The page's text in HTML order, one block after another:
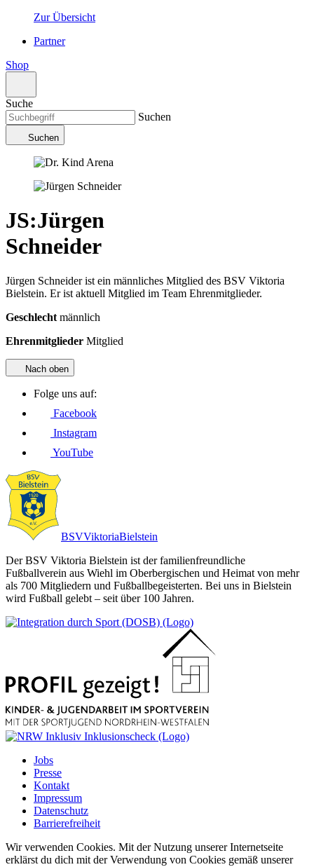
Zur Übersicht
Partner
Shop
Suche
Suchen
Suchen
JS:Jürgen
Schneider
Jürgen Schneider ist ein männliches Mitglied des BSV Viktoria
Bielstein. Er ist aktuell Mitglied im Team Ehrenmitglieder.
Geschlecht männlich
Ehrenmitglieder Mitglied
Nach oben
Folge uns auf:
Facebook
Instagram
YouTube
BSVViktoriaBielstein
Der BSV Viktoria Bielstein ist der familienfreundliche
Fußballverein aus Wiehl im Oberbergischen und Heimat von mehr
als 700 Mitgliedern und Fußballbegeisterten. Bei uns in Bielstein
wird Fußball gelebt – seit über 100 Jahren.
Jobs
Presse
Kontakt
Impressum
Datenschutz
Barrierefreiheit
Wir verwenden Cookies. Mit der Nutzung unserer Internetseite
erklärst du dich mit der Verwendung von Cookies gemäß unserer